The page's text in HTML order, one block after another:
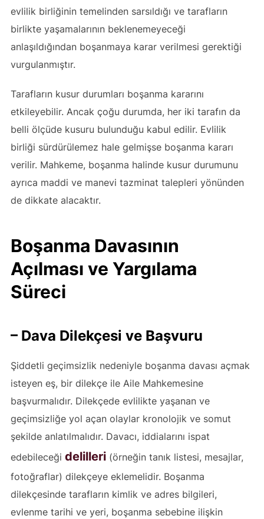
evlilik birliğinin temelinden sarsıldığı ve tarafların
birlikte yaşamalarının beklenemeyeceği
anlaşıldığından boşanmaya karar verilmesi gerektiği
vurgulanmıştır.
Tarafların kusur durumları boşanma kararını
etkileyebilir. Ancak çoğu durumda, her iki tarafın da
belli ölçüde kusuru bulunduğu kabul edilir. Evlilik
birliği sürdürülemez hale gelmişse boşanma kararı
verilir. Mahkeme, boşanma halinde kusur durumunu
ayrıca maddi ve manevi tazminat talepleri yönünden
de dikkate alacaktır.
Boşanma Davasının
Açılması ve Yargılama
Süreci
– Dava Dilekçesi ve Başvuru
Şiddetli geçimsizlik nedeniyle boşanma davası açmak
isteyen eş, bir dilekçe ile Aile Mahkemesine
başvurmalıdır. Dilekçede evlilikte yaşanan ve
geçimsizliğe yol açan olaylar kronolojik ve somut
şekilde anlatılmalıdır. Davacı, iddialarını ispat
edebileceği delilleri (örneğin tanık listesi, mesajlar,
fotoğraflar) dilekçeye eklemelidir. Boşanma
dilekçesinde tarafların kimlik ve adres bilgileri,
evlenme tarihi ve yeri, boşanma sebebine ilişkin